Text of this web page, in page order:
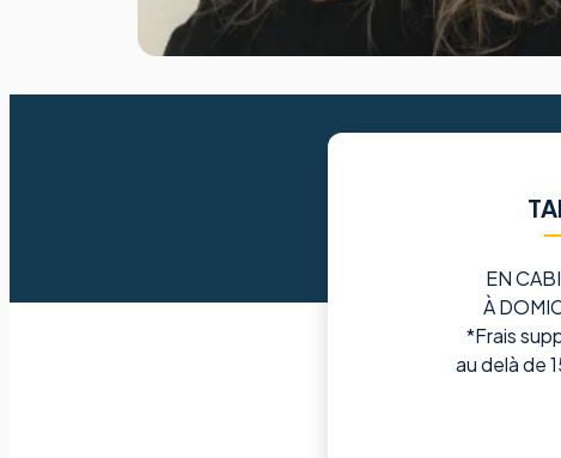
EN
À
*Frais
au delà de